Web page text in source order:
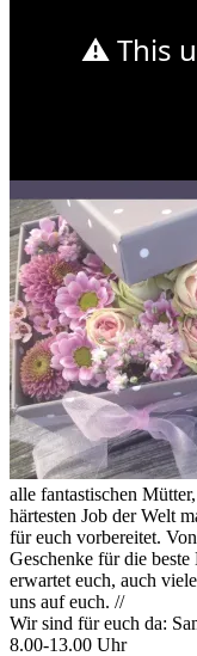
⚠ This
Sonntag
alle fantastischen
härtesten Job der Welt
für euch vorbereitet.
Geschenke für die
erwartet euch, auch
uns auf euch. //
Wir sind für euch da:
8.00-13.00 Uhr